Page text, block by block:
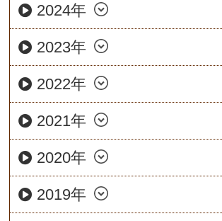
2024年
2023年
2022年
2021年
2020年
2019年